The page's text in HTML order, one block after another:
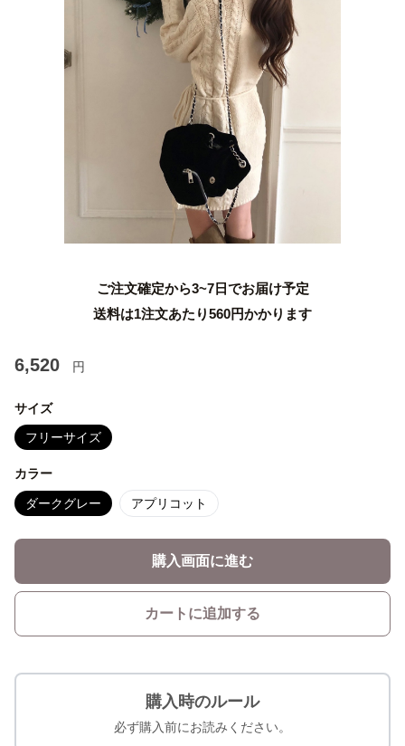
ご注文確定から3~7日でお届け予定
送料は1注文あたり560円かかります
6,520 円
サイズ
フリーサイズ
カラー
ダークグレー アプリコット
購入画面に進む
カートに追加する
購入時のルール
必ず購入前にお読みください。